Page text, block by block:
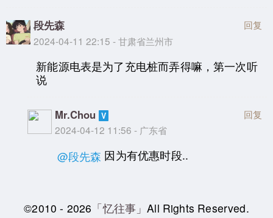
段先森
2024-04-11 22:15 - 甘肃省兰州市
回复
新能源电表是为了充电桩而弄得嘛，第一次听
说
Mr.Chou
2024-04-12 11:56 - 广东省
回复
@段先森 因为有优惠时段..
©2010 - 2026 「忆往事」All Rights Reserved.